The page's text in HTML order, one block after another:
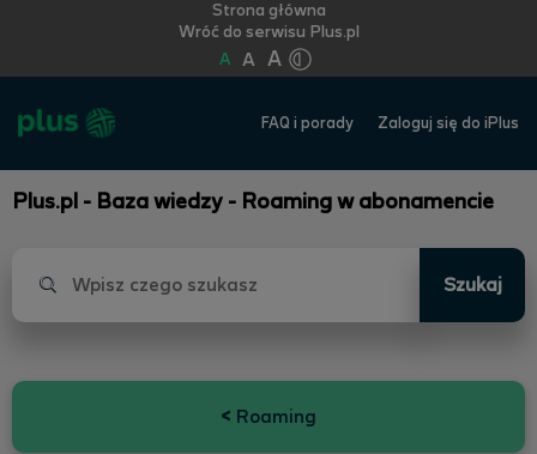
Strona główna
Wróć do serwisu Plus.pl
A A A
FAQ i porady Zaloguj się do iPlus
Plus.pl - Baza wiedzy - Roaming w abonamencie
Szukaj
< Roaming